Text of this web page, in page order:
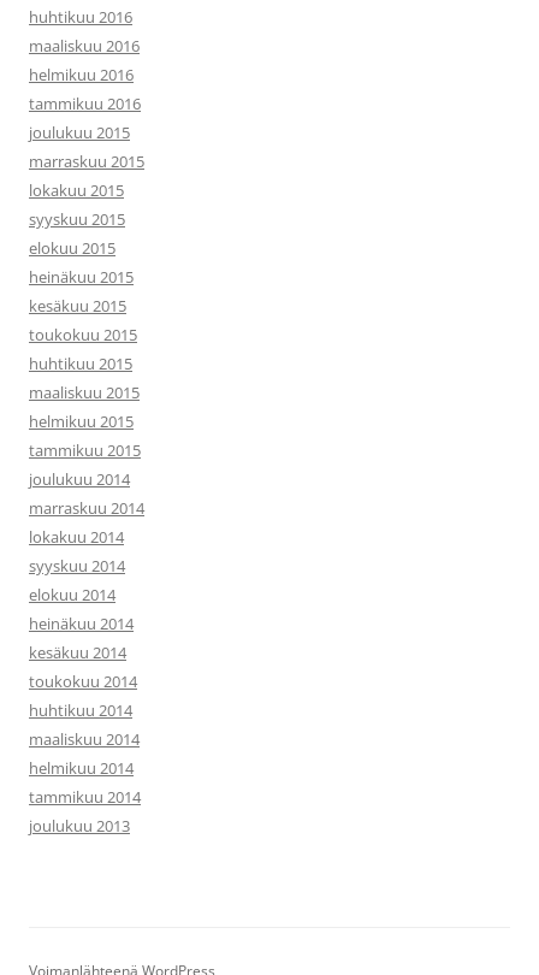
huhtikuu 2016
maaliskuu 2016
helmikuu 2016
tammikuu 2016
joulukuu 2015
marraskuu 2015
lokakuu 2015
syyskuu 2015
elokuu 2015
heinäkuu 2015
kesäkuu 2015
toukokuu 2015
huhtikuu 2015
maaliskuu 2015
helmikuu 2015
tammikuu 2015
joulukuu 2014
marraskuu 2014
lokakuu 2014
syyskuu 2014
elokuu 2014
heinäkuu 2014
kesäkuu 2014
toukokuu 2014
huhtikuu 2014
maaliskuu 2014
helmikuu 2014
tammikuu 2014
joulukuu 2013
Voimanlähteenä WordPress